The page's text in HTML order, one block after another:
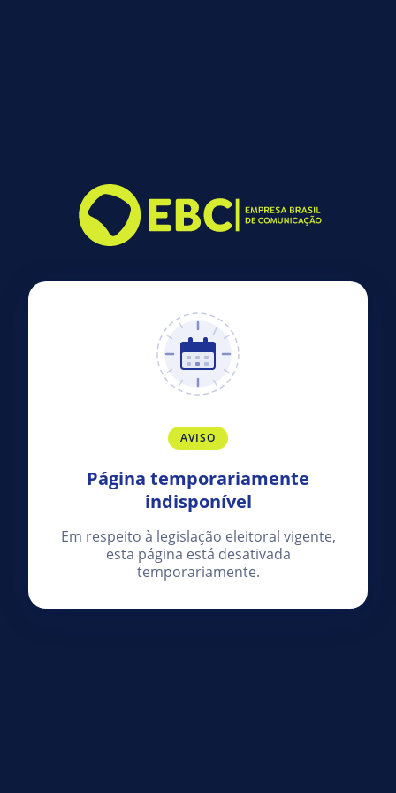
AVISO
Página temporariamente
indisponível
Em respeito à legislação eleitoral vigente,
esta página está desativada
temporariamente.